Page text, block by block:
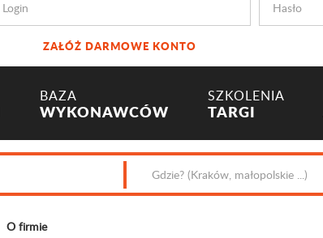
ZAŁÓŻ DARMOWE KONTO
BAZA
WYKONAWCÓW
SZKOLENIA
TARGI
O firmie